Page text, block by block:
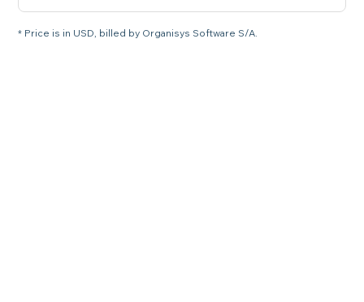
* Price is in USD, billed by Organisys Software S/A.